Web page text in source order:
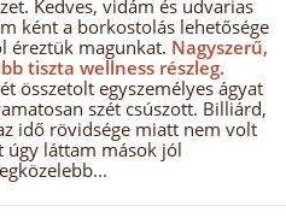
Kedves, vidám és udvarias
ként a borkostolás lehetősége
éreztük magunkat. Nagyszerű,
tiszta wellness részleg.
összetolt egyszemélyes ágyat
szét csúszott. Billiárd,
idő rövidsége miatt nem volt
láttam mások jól